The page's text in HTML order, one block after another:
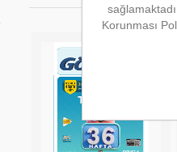
Korunması